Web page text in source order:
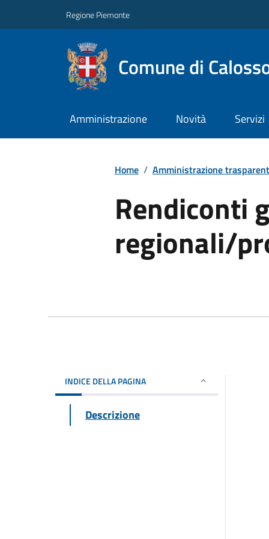
Regione Piemonte
Comune di
Amministrazione Novità Servizi
Home / Amministrazione
Rendiconti
regionali/
INDICE DELLA PAGINA
Descrizione